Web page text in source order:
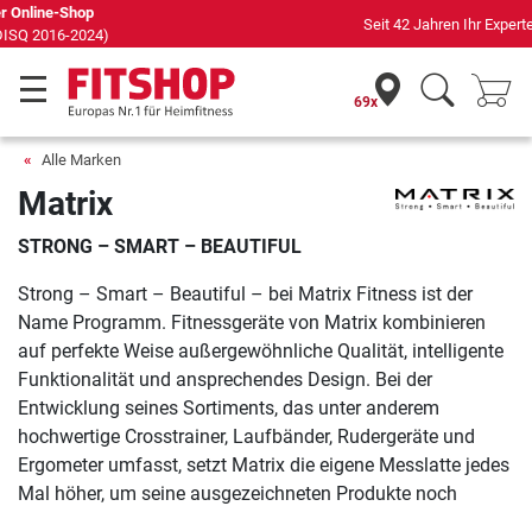
Seit 42 Jahren Ihr Experte für Heimfitness
69x
Alle Marken
Matrix
STRONG – SMART – BEAUTIFUL
Strong – Smart – Beautiful – bei Matrix Fitness ist der
Name Programm. Fitnessgeräte von Matrix kombinieren
auf perfekte Weise außergewöhnliche Qualität, intelligente
Funktionalität und ansprechendes Design. Bei der
Entwicklung seines Sortiments, das unter anderem
hochwertige Crosstrainer, Laufbänder, Rudergeräte und
Ergometer umfasst, setzt Matrix die eigene Messlatte jedes
Mal höher, um seine ausgezeichneten Produkte noch